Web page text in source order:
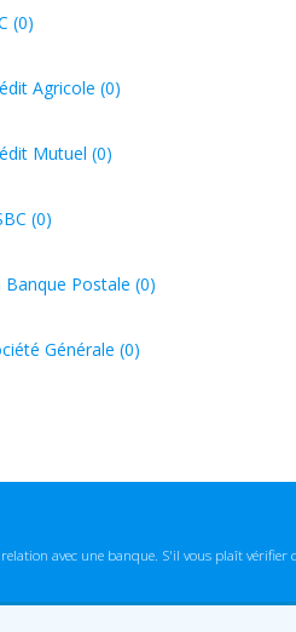
(0)
Agricole (0)
Mutuel (0)
(0)
Banque Postale (0)
Générale (0)
avec une banque. S'il vous plaît